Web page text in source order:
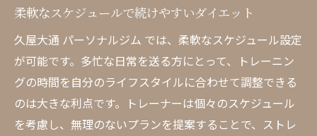
柔軟なスケジュールで続けやすいダイエット
久屋大通 パーソナルジム では、柔軟なスケジュール設定
が可能です。多忙な日常を送る方にとって、トレーニン
グの時間を自分のライフスタイルに合わせて調整できる
のは大きな利点です。トレーナーは個々のスケジュール
を考慮し、無理のないプランを提案することで、ストレ